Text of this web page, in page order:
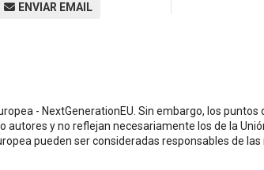
ENVIAR EMAIL
- NextGenerationEU. Sin embargo, los
autores y no reflejan necesariamente los de la
pueden ser consideradas responsables de las